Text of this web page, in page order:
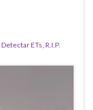
Detectar ETs, R.I.P.